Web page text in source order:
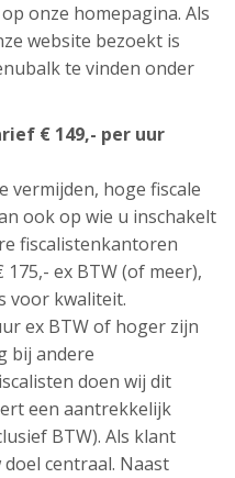
onze homepagina. Als
website bezoekt is
te vinden onder
€ 149,- per uur
vermijden, hoge fiscale
ook op wie u inschakelt
fiscalistenkantoren
ex BTW (of meer),
voor kwaliteit.
ex BTW of hoger zijn
bij andere
doen wij dit
een aantrekkelijk
BTW). Als klant
centraal. Naast